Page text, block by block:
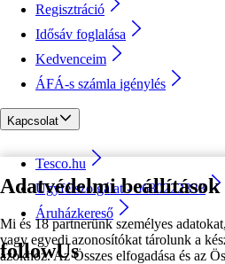
Adatvédelmi beállítások
Mi és 18 partnerünk személyes
vagy egyedi azonosítókat tárolunk a
azokhoz. Az Összes elfogadása és az
Regisztráció
Idősáv foglalása
Kedvenceim
ÁFÁ-s számla igénylés
Kapcsolat
Tesco.hu
Ügyfélszolgálat - 0680222333
Áruházkereső
followUs